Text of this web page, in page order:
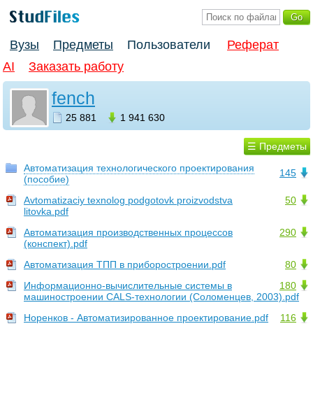
Вузы Предметы Пользователи
Реферат
AI
Заказать работу
fench
25 881 1 941 630
☰ Предметы
145
Автоматизация технологического проектирования
(пособие)
50
Avtomatizaciy texnolog podgotovk proizvodstva
litovka.pdf
290
Автоматизация производственных процессов
(конспект).pdf
80
Автоматизация ТПП в приборостроении.pdf
180
Информационно-вычислительные системы в
машиностроении CALS-технологии (Соломенцев, 2003).pdf
116
Норенков - Автоматизированное проектирование.pdf